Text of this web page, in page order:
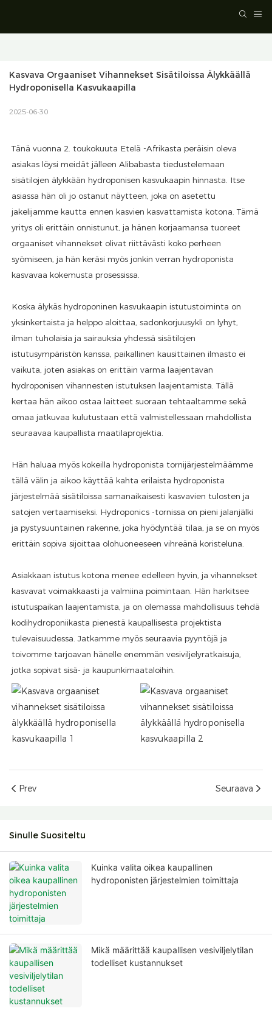
Kasvava Orgaaniset Vihannekset Sisätiloissa Älykkäällä
Hydroponisella Kasvukaapilla
2025-06-30
Tänä vuonna 2. toukokuuta Etelä -Afrikasta peräisin oleva
asiakas löysi meidät jälleen Alibabasta tiedustelemaan
sisätilojen älykkään hydroponisen kasvukaapin hinnasta. Itse
asiassa hän oli jo ostanut näytteen, joka on asetettu
jakelijamme kautta ennen kasvien kasvattamista kotona. Tämä
yritys oli erittäin onnistunut, ja hänen korjaamansa tuoreet
orgaaniset vihannekset olivat riittävästi koko perheen
syömiseen, ja hän keräsi myös jonkin verran hydroponista
kasvavaa kokemusta prosessissa.
Koska älykäs hydroponinen kasvukaapin istutustoiminta on
yksinkertaista ja helppo aloittaa, sadonkorjuusykli on lyhyt,
ilman tuholaisia ​​ja sairauksia yhdessä sisätilojen
istutusympäristön kanssa, paikallinen kausittainen ilmasto ei
vaikuta, joten asiakas on erittäin varma laajentavan
hydroponisen vihannesten istutuksen laajentamista. Tällä
kertaa hän aikoo ostaa laitteet suoraan tehtaaltamme sekä
omaa jatkuvaa kulutustaan ​​että valmistellessaan mahdollista
seuraavaa kaupallista maatilaprojektia.
Hän haluaa myös kokeilla hydroponista tornijärjestelmäämme
tällä välin ja aikoo käyttää kahta erilaista hydroponista
järjestelmää sisätiloissa samanaikaisesti kasvavien tulosten ja
satojen vertaamiseksi. Hydroponics -tornissa on pieni jalanjälki
ja pystysuuntainen rakenne, joka hyödyntää tilaa, ja se on myös
erittäin sopiva sijoittaa olohuoneeseen vihreänä koristeluna.
Asiakkaan istutus kotona menee edelleen hyvin, ja vihannekset
kasvavat voimakkaasti ja valmiina poimintaan. Hän harkitsee
istutuspaikan laajentamista, ja on olemassa mahdollisuus tehdä
kodihydroponiikasta pienestä kaupallisesta projektista
tulevaisuudessa. Jatkamme myös seuraavia pyyntöjä ja
toivomme tarjoavan hänelle enemmän vesiviljelyratkaisuja,
jotka sopivat sisä- ja kaupunkimaataloihin.
Prev Seuraava
Sinulle Suositeltu
Kuinka valita oikea kaupallinen
hydroponisten järjestelmien toimittaja
Mikä määrittää kaupallisen vesiviljelytilan
todelliset kustannukset